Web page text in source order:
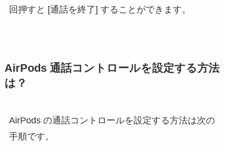
回押すと [通話を終了] することができます。
AirPods 通話コントロールを設定する方法
は？
AirPods の通話コントロールを設定する方法は次の
手順です。